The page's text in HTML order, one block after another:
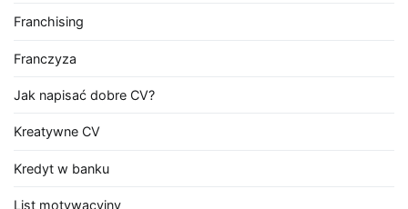
Franchising
Franczyza
Jak napisać dobre CV?
Kreatywne CV
Kredyt w banku
List motywacyjny